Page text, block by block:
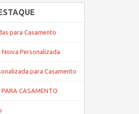
para Casamento
Personalizada
para Casamento
CASAMENTO